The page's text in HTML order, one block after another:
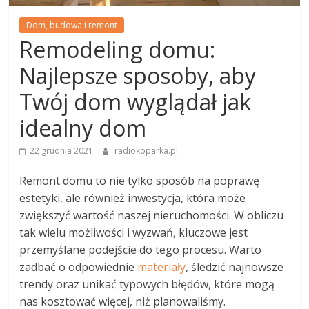
Dom, budowa i remont
Remodeling domu:
Najlepsze sposoby, aby
Twój dom wyglądał jak
idealny dom
22 grudnia 2021 radiokoparka.pl
Remont domu to nie tylko sposób na poprawę
estetyki, ale również inwestycja, która może
zwiększyć wartość naszej nieruchomości. W obliczu
tak wielu możliwości i wyzwań, kluczowe jest
przemyślane podejście do tego procesu. Warto
zadbać o odpowiednie materiały, śledzić najnowsze
trendy oraz unikać typowych błędów, które mogą
nas kosztować więcej, niż planowaliśmy.